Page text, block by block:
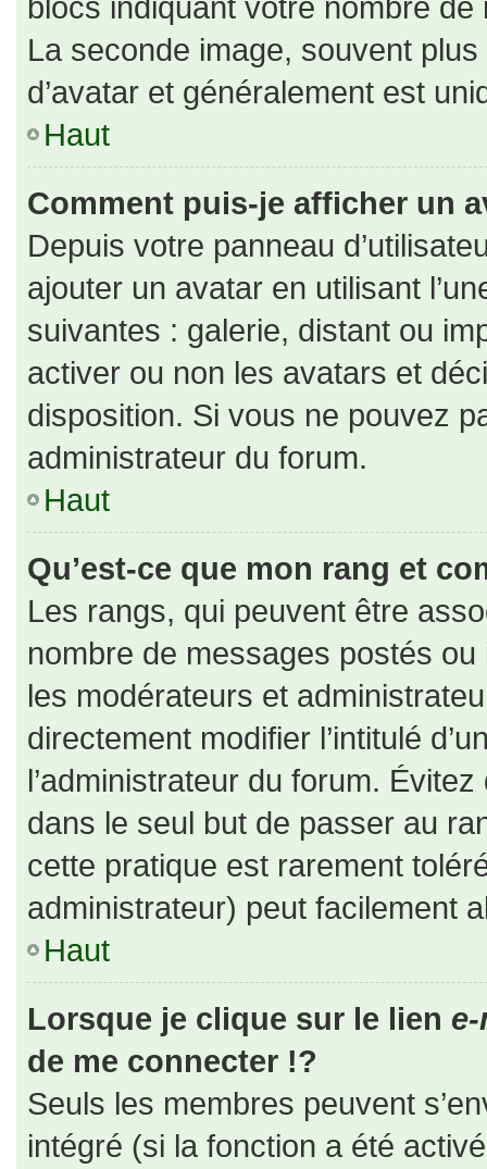
La seconde image, souvent
d’avatar et généralement est
Haut
Comment puis-je afficher un
Depuis votre panneau
ajouter un avatar en utilisant
suivantes : galerie, distant ou
activer ou non les avatars et
disposition. Si vous ne pouvez
administrateur du forum.
Haut
Qu’est-ce que mon rang et
Les rangs, qui peuvent être
nombre de messages postés
les modérateurs et
directement modifier l’intitulé
l’administrateur du forum.
dans le seul but de passer au
cette pratique est rarement
administrateur) peut facilement
Haut
Lorsque je clique sur le lien
de me connecter !?
Seuls les membres peuvent
intégré (si la fonction a été